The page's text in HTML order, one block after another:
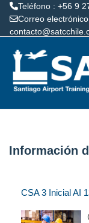
Teléfono : +56 9
Correo
Información
CSA 3 Inicial AI